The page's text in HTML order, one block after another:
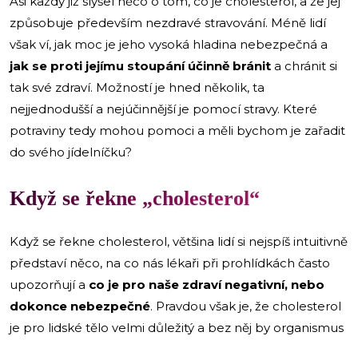
způsobuje především nezdravé stravování. Méně lidí
však ví, jak moc je jeho vysoká hladina nebezpečná a
jak se proti jejímu stoupání účinně bránit a chránit si
tak své zdraví. Možností je hned několik, ta
nejjednodušší a nejúčinnější je pomocí stravy. Které
potraviny tedy mohou pomoci a měli bychom je zařadit
do svého jídelníčku?
Když se řekne „cholesterol“
Když se řekne cholesterol, většina lidí si nejspíš intuitivně
představí něco, na co nás lékaři při prohlídkách často
upozorňují a co je pro naše zdraví negativní, nebo
dokonce nebezpečné. Pravdou však je, že cholesterol
je pro lidské tělo velmi důležitý a bez něj by organismus